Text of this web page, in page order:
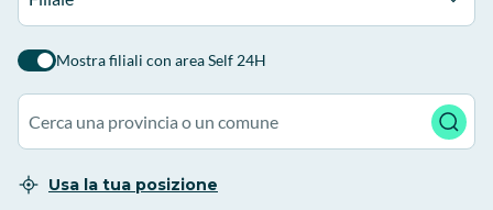
Mostra filiali con area Self 24H
Usa la tua posizione